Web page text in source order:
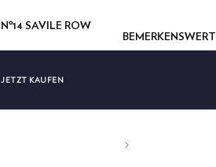
Nº14 SAVILE ROW
BEMERKENSWERT
JETZT KAUFEN